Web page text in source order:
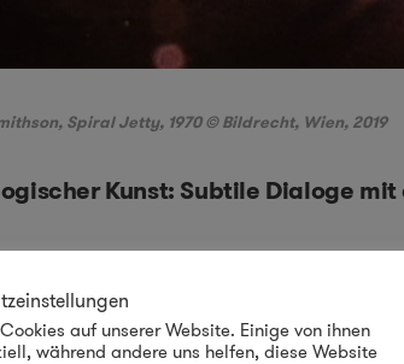
Spiral Jetty, 1970 © Bildrecht, Wien, 2019
Kunst: Subtile Dialoge
Eingriffen der Land Art
auf subtilere Interaktionen mit
und Materialien reflektieren
auf unserer Website. Einige von ihnen
während andere uns helfen, diese Website